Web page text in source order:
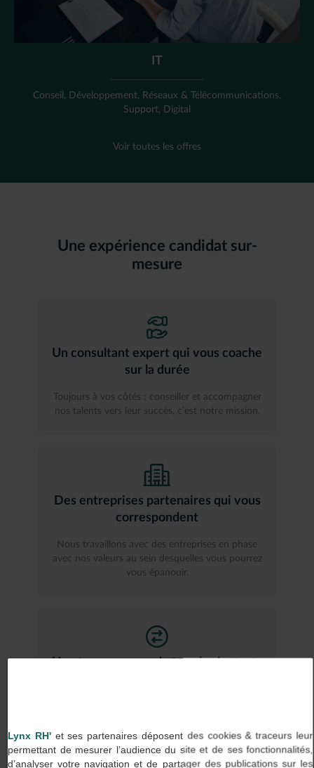
IT
Conseil, Développement, Réseaux & Télécommunications,
Support, Digital
Voir toutes les offres
Une expérience candidat sur-
mesure
Un consultant expert qui vous coache
sur la durée
Toujours à vos côtés : conseiller et accompagner
nos talents vers leur succès, c’est notre mission.
Des entreprises partenaires qui vous
correspondent
Nous travaillons avec des entreprises en phase
avec nos valeurs au sein desquelles vous pourrez
vous épanouir.
Une transparence de tous les instants
Lynx RH' et ses partenaires déposent des cookies & traceurs leur
permettant de mesurer l’audience du site et de ses fonctionnalités,
d’analyser votre navigation et de partager des publications sur les